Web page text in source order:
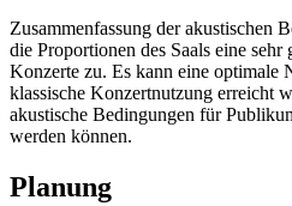
Zusammenfassung der akustischen
die Proportionen des Saals eine
Konzerte zu. Es kann eine optimale
klassische Konzertnutzung erreicht
akustische Bedingungen für
werden können.
Planung